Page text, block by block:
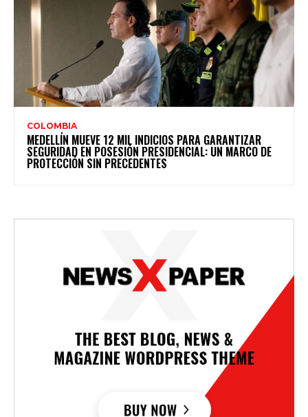
COLOMBIA
MEDELLÍN MUEVE 12 MIL INDICIOS PARA GARANTIZAR
SEGURIDAD EN POSESIÓN PRESIDENCIAL: UN MARCO DE
PROTECCIÓN SIN PRECEDENTES